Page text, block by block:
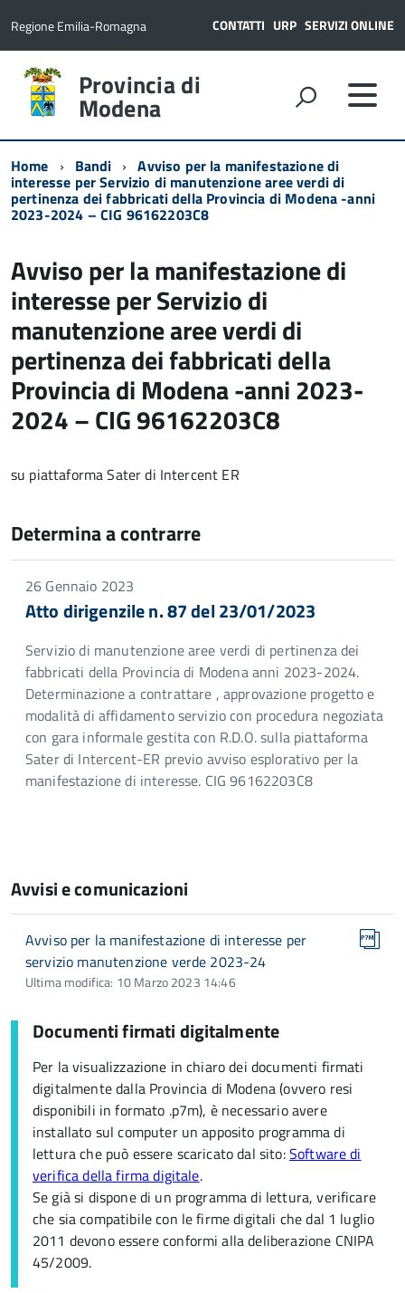
Regione Emilia-Romagna CONTATTI URP SERVIZI ONLINE
Provincia di
Modena
Home Bandi Avviso per la manifestazione di
interesse per Servizio di manutenzione aree verdi di
pertinenza dei fabbricati della Provincia di Modena -anni
2023-2024 – CIG 96162203C8
Avviso per la manifestazione di
interesse per Servizio di
manutenzione aree verdi di
pertinenza dei fabbricati della
Provincia di Modena -anni 2023-
2024 – CIG 96162203C8
su piattaforma Sater di Intercent ER
Determina a contrarre
26 Gennaio 2023
Atto dirigenzile n. 87 del 23/01/2023
Servizio di manutenzione aree verdi di pertinenza dei
fabbricati della Provincia di Modena anni 2023-2024.
Determinazione a contrattare , approvazione progetto e
modalità di affidamento servizio con procedura negoziata
con gara informale gestita con R.D.O. sulla piattaforma
Sater di Intercent-ER previo avviso esplorativo per la
manifestazione di interesse. CIG 96162203C8
Avvisi e comunicazioni
Avviso per la manifestazione di interesse per
servizio manutenzione verde 2023-24
Ultima modifica: 10 Marzo 2023 14:46
Documenti firmati digitalmente
Per la visualizzazione in chiaro dei documenti firmati
digitalmente dalla Provincia di Modena (ovvero resi
disponibili in formato .p7m), è necessario avere
installato sul computer un apposito programma di
lettura che può essere scaricato dal sito:Software di
verifica della firma digitale.
Se già si dispone di un programma di lettura, verificare
che sia compatibile con le firme digitali che dal 1 luglio
2011 devono essere conformi alla deliberazione CNIPA
45/2009.